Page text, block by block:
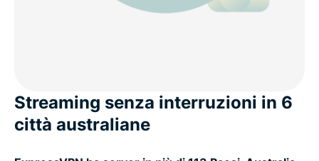
Streaming senza interruzioni in 6
città australiane